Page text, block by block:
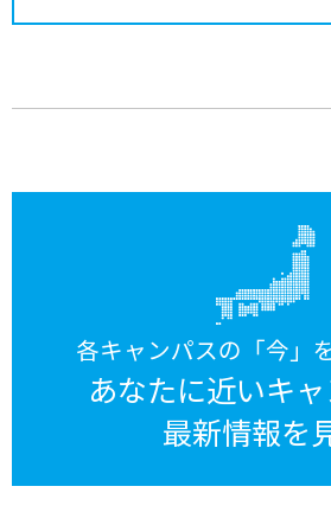
各キャンパスの「今」
あなたに近いキ
最新情報を